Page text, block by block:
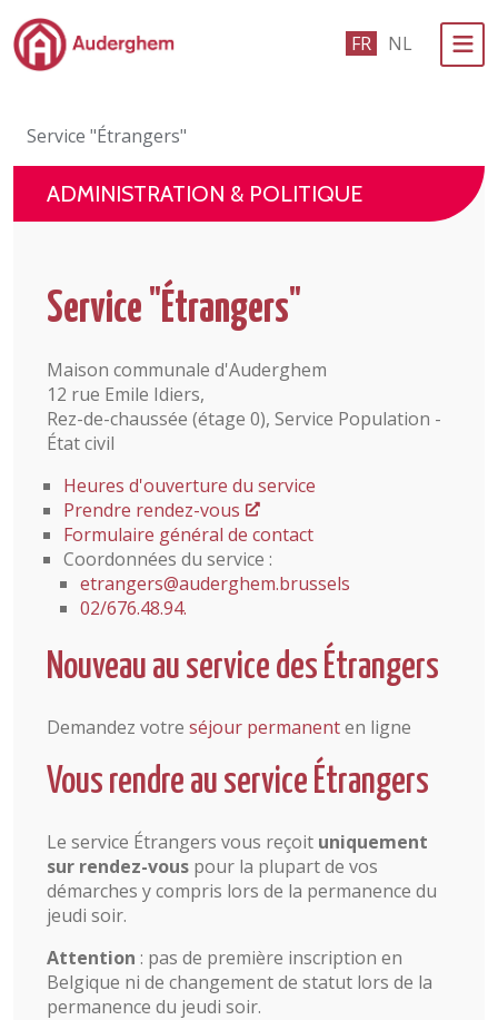
Passer au contenu principal FR NL
Événements et vie associative
eGuichet
En 1 clic
Service "Étrangers"
ADMINISTRATION & POLITIQUE
Service "Étrangers"
Maison communale d'Auderghem
12 rue Emile Idiers,
Rez-de-chaussée (étage 0), Service Population -
État civil
Heures d'ouverture du service
Prendre rendez-vous
Formulaire général de contact
Coordonnées du service :
etrangers@auderghem.brussels
02/676.48.94.
Nouveau au service des Étrangers
Demandez votre séjour permanenten ligne
Vous rendre au service Étrangers
Le service Étrangers vous reçoit uniquement
sur rendez-vous pour la plupart de vos
démarches y compris lors de la permanence du
jeudi soir.
Attention : pas de première inscription en
Belgique ni de changement de statut lors de la
permanence du jeudi soir.